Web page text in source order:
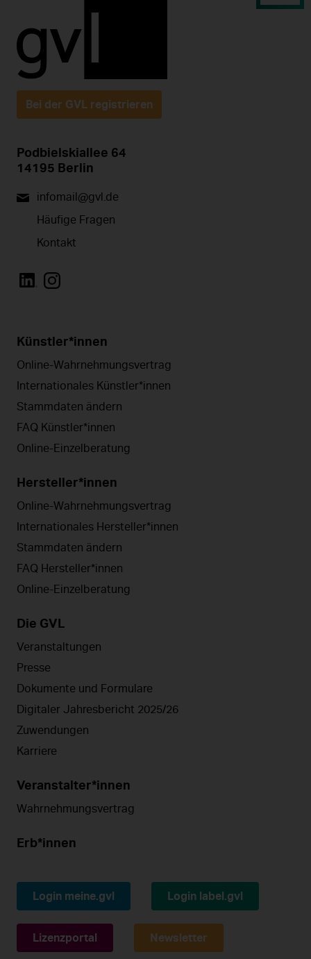
Bei der GVL registrieren
Podbielskiallee 64
14195 Berlin
infomail@gvl.de
Häufige Fragen
Kontakt
Künstler*innen
Online-Wahrnehmungsvertrag
Internationales Künstler*innen
Stammdaten ändern
FAQ Künstler*innen
Online-Einzelberatung
Hersteller*innen
Online-Wahrnehmungsvertrag
Internationales Hersteller*innen
Stammdaten ändern
FAQ Hersteller*innen
Online-Einzelberatung
Die GVL
Veranstaltungen
Presse
Dokumente und Formulare
Digitaler Jahresbericht 2025/26
Zuwendungen
Karriere
Veranstalter*innen
Wahrnehmungsvertrag
Erb*innen
Login meine.gvl Login label.gvl
Lizenzportal Newsletter